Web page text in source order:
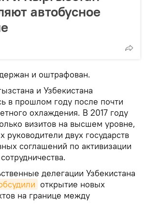
автобусное
и оштрафован.
и Узбекистана
в прошлом году после почти
охлаждения. В 2017 году
визитов на высшем уровне,
руководители двух государств
соглашений по активизации
делегации Узбекистана
открытие новых
на границе между